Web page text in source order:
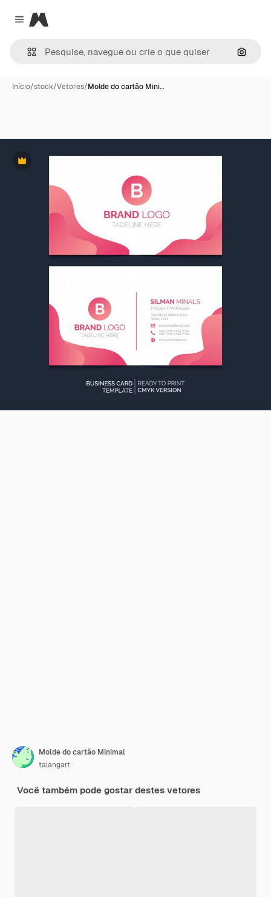
Close menu
Magnific
Início/stock/Vetores/Molde do cartão Mini…
Premium
Molde do cartão Minimal
talangart
Você também pode gostar destes vetores